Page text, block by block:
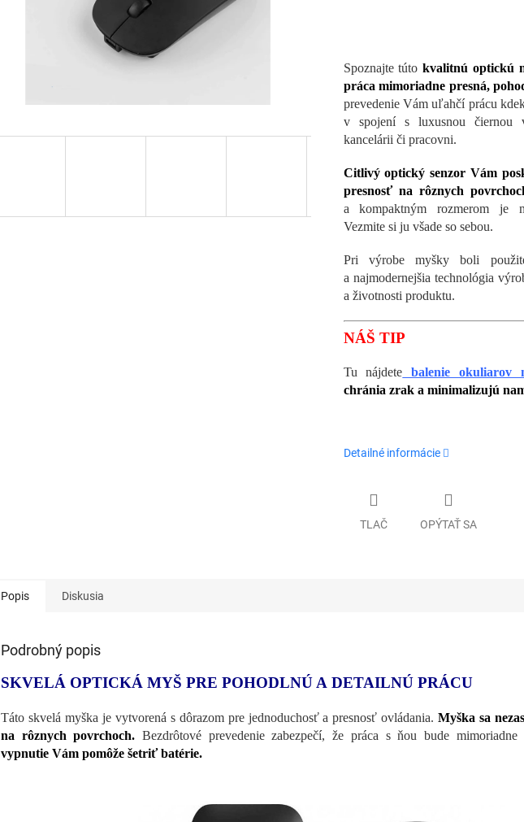
Spoznajte tútokvalitnú optickú
práca mimoriadne presná,
prevedenie Vám uľahčí prácu
v spojení s luxusnou čiernou
kancelárii či pracovni.
Citlivý optický senzor Vám
presnosť na rôznych
a kompaktným rozmerom je
Vezmite si ju všade so sebou.
Pri výrobe myšky boli
a najmodernejšia technológia
a životnosti produktu.
NÁŠ TIP
Tu nájdete balenie okuliarov
chránia zrak a minimalizujú
Detailné informácie
TLAČ OPÝTAŤ SA
Popis Diskusia
Podrobný popis
SKVELÁ OPTICKÁ MYŠ PRE POHODLNÚ A DETAILNÚ PRÁCU
Táto skvelá myška je vytvorená s dôrazom pre jednoduchosť a presnosť ovládania.Myška sa
na rôznych povrchoch. Bezdrôtové prevedenie zabezpečí, že práca s ňou bude mimoriadne
vypnutie Vám pomôže šetriť batérie.